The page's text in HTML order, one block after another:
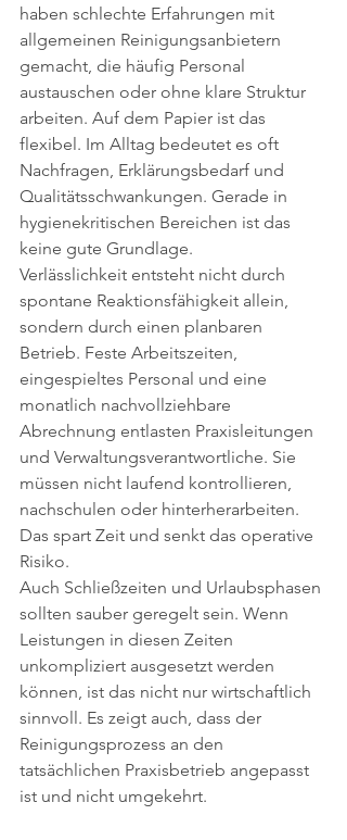
haben schlechte Erfahrungen mit
allgemeinen Reinigungsanbietern
gemacht, die häufig Personal
austauschen oder ohne klare Struktur
arbeiten. Auf dem Papier ist das
flexibel. Im Alltag bedeutet es oft
Nachfragen, Erklärungsbedarf und
Qualitätsschwankungen. Gerade in
hygienekritischen Bereichen ist das
keine gute Grundlage.
Verlässlichkeit entsteht nicht durch
spontane Reaktionsfähigkeit allein,
sondern durch einen planbaren
Betrieb. Feste Arbeitszeiten,
eingespieltes Personal und eine
monatlich nachvollziehbare
Abrechnung entlasten Praxisleitungen
und Verwaltungsverantwortliche. Sie
müssen nicht laufend kontrollieren,
nachschulen oder hinterherarbeiten.
Das spart Zeit und senkt das operative
Risiko.
Auch Schließzeiten und Urlaubsphasen
sollten sauber geregelt sein. Wenn
Leistungen in diesen Zeiten
unkompliziert ausgesetzt werden
können, ist das nicht nur wirtschaftlich
sinnvoll. Es zeigt auch, dass der
Reinigungsprozess an den
tatsächlichen Praxisbetrieb angepasst
ist und nicht umgekehrt.